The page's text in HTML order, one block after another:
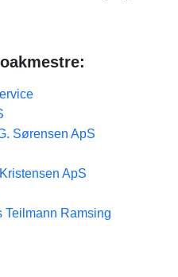
Sørensen ApS
ApS
Ramsing